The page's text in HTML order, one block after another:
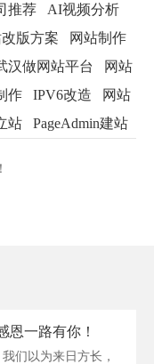
推荐
AI视频分析
版方案
网站制作
汉做网站平台
网站
作 IPV6改造
网站
站 PageAdmin建站
恩一路有你！
们以为来日方长，